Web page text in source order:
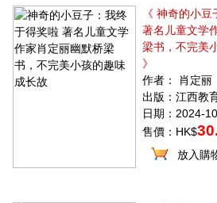
《 神奇的小
著名儿童文学
梁书，不完美
》
作者： 肖定丽
出版：江西教
日期：2024-10
售價：HK$
放入購